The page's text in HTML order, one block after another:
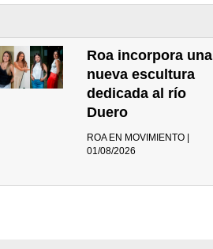
Roa incorpora una
nueva escultura
dedicada al río
Duero
ROA EN MOVIMIENTO |
01/08/2026